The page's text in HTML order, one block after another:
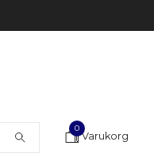
0
Varukorg